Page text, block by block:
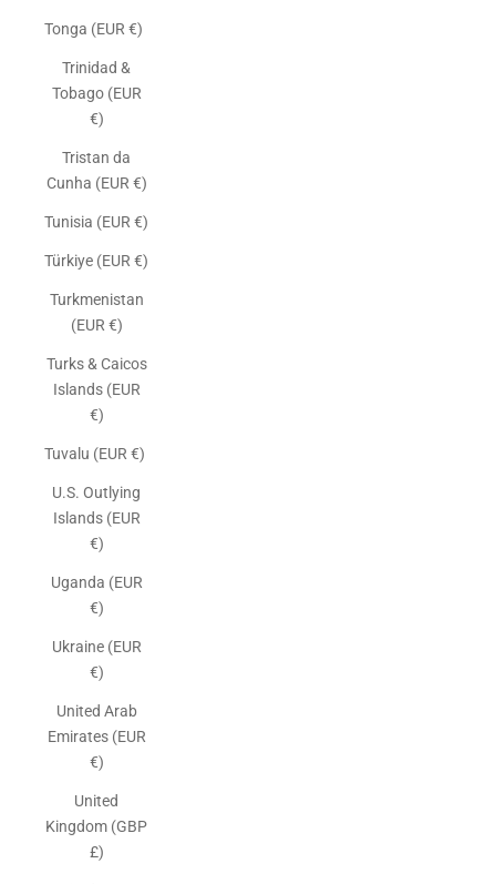
Tonga (EUR €)
Trinidad &
Tobago (EUR
€)
Tristan da
Cunha (EUR €)
Tunisia (EUR €)
Türkiye (EUR €)
Turkmenistan
(EUR €)
Turks & Caicos
Islands (EUR
€)
Tuvalu (EUR €)
U.S. Outlying
Islands (EUR
€)
Uganda (EUR
€)
Ukraine (EUR
€)
United Arab
Emirates (EUR
€)
United
Kingdom (GBP
£)